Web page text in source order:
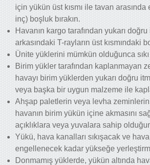
için yükün üst kısmı ile tavan
inç) boşluk bırakın.
Havanın kargo tarafından yukarı
arkasındaki T-rayların üst kısmındaki
Ünite yüklerini mümkün olduğunca
Birim yükler tarafından kaplanmayan
havayı birim yüklerden yukarı doğru
veya başka bir uygun malzeme ile
Ahşap paletlerin veya levha
havanın birim yükün içine akmasını
açıklıklara veya yuvalara sahip
Yükü, hava kanalları sıkışacak ve
engellenecek kadar yükseğe
Donmamış yüklerde, yükün altında